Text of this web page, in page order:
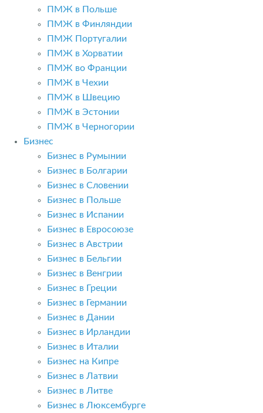
ПМЖ в Польше
ПМЖ в Финляндии
ПМЖ Португалии
ПМЖ в Хорватии
ПМЖ во Франции
ПМЖ в Чехии
ПМЖ в Швецию
ПМЖ в Эстонии
ПМЖ в Черногории
Бизнес
Бизнес в Румынии
Бизнес в Болгарии
Бизнес в Словении
Бизнес в Польше
Бизнес в Испании
Бизнес в Евросоюзе
Бизнес в Австрии
Бизнес в Бельгии
Бизнес в Венгрии
Бизнес в Греции
Бизнес в Германии
Бизнес в Дании
Бизнес в Ирландии
Бизнес в Италии
Бизнес на Кипре
Бизнес в Латвии
Бизнес в Литве
Бизнес в Люксембурге